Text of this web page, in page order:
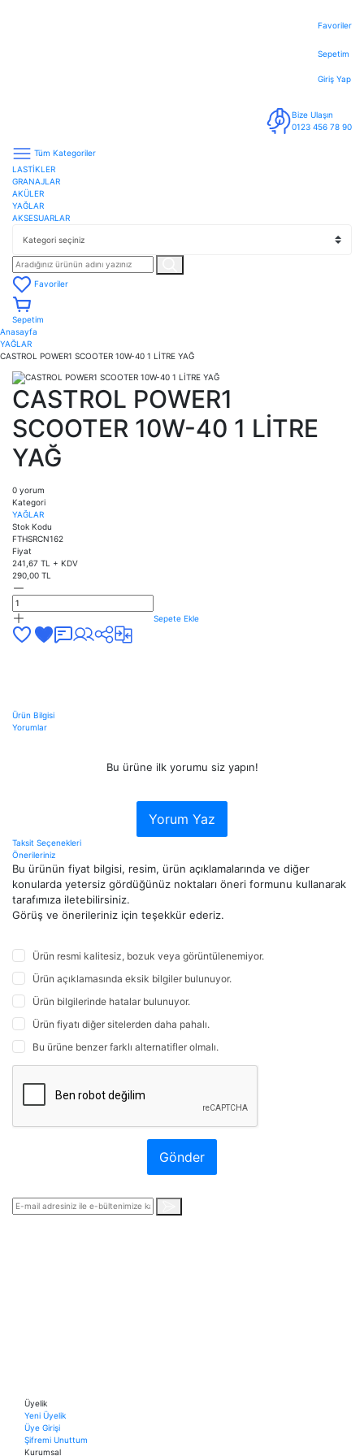
Favoriler
Sepetim
Giriş Yap
Bize Ulaşın
0123 456 78 90
Tüm Kategoriler
LASTİKLER
GRANAJLAR
AKÜLER
YAĞLAR
AKSESUARLAR
Favoriler
Sepetim
Anasayfa
YAĞLAR
CASTROL POWER1 SCOOTER 10W-40 1 LİTRE YAĞ
CASTROL POWER1
SCOOTER 10W-40 1 LİTRE
YAĞ
0 yorum
Kategori
YAĞLAR
Stok Kodu
FTHSRCN162
Fiyat
241,67 TL + KDV
290,00 TL
Sepete Ekle
Ürün Bilgisi
Yorumlar
Bu ürüne ilk yorumu siz yapın!
Yorum Yaz
Taksit Seçenekleri
Önerileriniz
Bu ürünün fiyat bilgisi, resim, ürün açıklamalarında ve diğer
konularda yetersiz gördüğünüz noktaları öneri formunu kullanarak
tarafımıza iletebilirsiniz.
Görüş ve önerileriniz için teşekkür ederiz.
Ürün resmi kalitesiz, bozuk veya görüntülenemiyor.
Ürün açıklamasında eksik bilgiler bulunuyor.
Ürün bilgilerinde hatalar bulunuyor.
Ürün fiyatı diğer sitelerden daha pahalı.
Bu ürüne benzer farklı alternatifler olmalı.
Gönder
Üyelik
Yeni Üyelik
Üye Girişi
Şifremi Unuttum
Kurumsal